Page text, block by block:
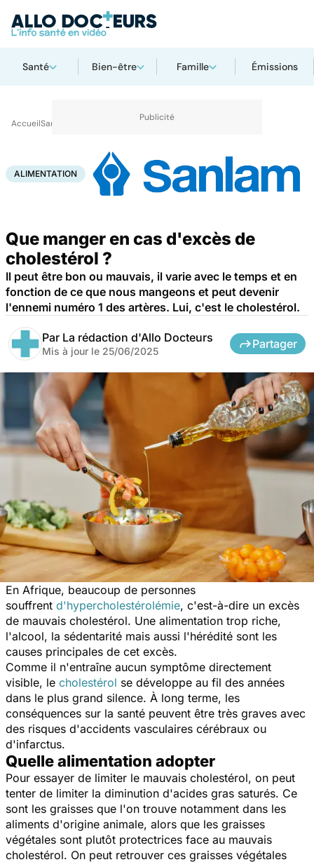
Santé Bien-être Famille Émissions
AccueilSanté
ALIMENTATION
Que manger en cas d'excès de
cholestérol ?
Il peut être bon ou mauvais, il varie avec le temps et en
fonction de ce que nous mangeons et peut devenir
l'ennemi numéro 1 des artères. Lui, c'est le cholestérol.
Par La rédaction d'Allo Docteurs
Mis à jour le 25/06/2025
Partager
En Afrique, beaucoup de personnes
souffrent d'hypercholestérolémie, c'est-à-dire un excès
de mauvais cholestérol. Une alimentation trop riche,
l'alcool, la sédentarité mais aussi l'hérédité sont les
causes principales de cet excès.
Comme il n'entraîne aucun symptôme directement
visible, le cholestérol se développe au fil des années
dans le plus grand silence. À long terme, les
conséquences sur la santé peuvent être très graves avec
des risques d'accidents vasculaires cérébraux ou
d'infarctus.
Quelle alimentation adopter
Pour essayer de limiter le mauvais cholestérol, on peut
tenter de limiter la diminution d'acides gras saturés. Ce
sont les graisses que l'on trouve notamment dans les
aliments d'origine animale, alors que les graisses
végétales sont plutôt protectrices face au mauvais
cholestérol. On peut retrouver ces graisses végétales